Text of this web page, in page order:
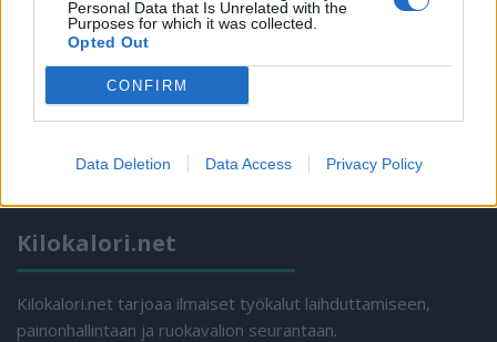
Personal Data that Is Unrelated with the
Purposes for which it was collected.
Opted Out
CONFIRM
Data Deletion Data Access Privacy Policy
Kilokalori.net
Kilokalori.net tarjoaa ilmaiset työkalut laihduttamiseen,
painonhallintaan ja ruokavalion seurantaan.